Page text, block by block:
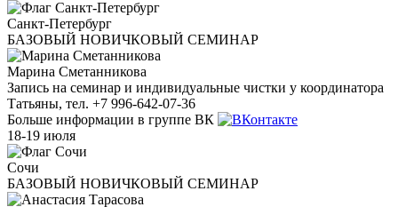
Санкт-Петербург
БАЗОВЫЙ НОВИЧКОВЫЙ СЕМИНАР
Марина Сметанникова
Запись на семинар и индивидуальные чистки у координатора
Татьяны, тел. +7 996-642-07-36
Больше информации в группе ВК
18-19 июля
Сочи
БАЗОВЫЙ НОВИЧКОВЫЙ СЕМИНАР